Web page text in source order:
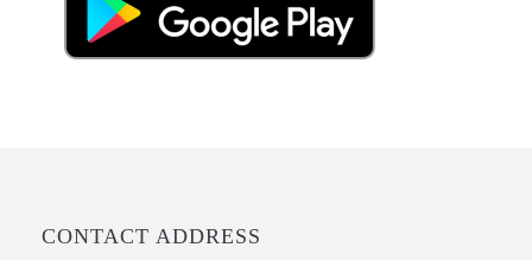
CONTACT ADDRESS